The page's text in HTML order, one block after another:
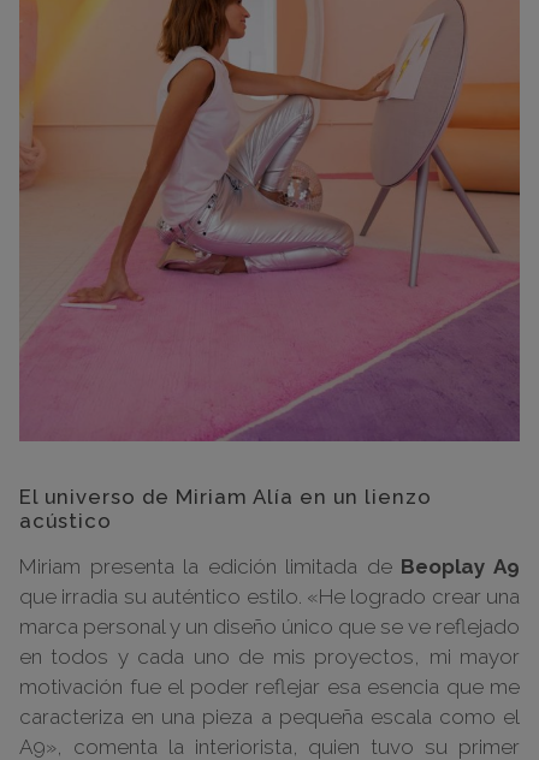
El universo de Miriam Alía en un lienzo
acústico
Miriam presenta la edición limitada de Beoplay A9
que irradia su auténtico estilo. «He logrado crear una
marca personal y un diseño único que se ve reflejado
en todos y cada uno de mis proyectos, mi mayor
motivación fue el poder reflejar esa esencia que me
caracteriza en una pieza a pequeña escala como el
A9», comenta la interiorista, quien tuvo su primer